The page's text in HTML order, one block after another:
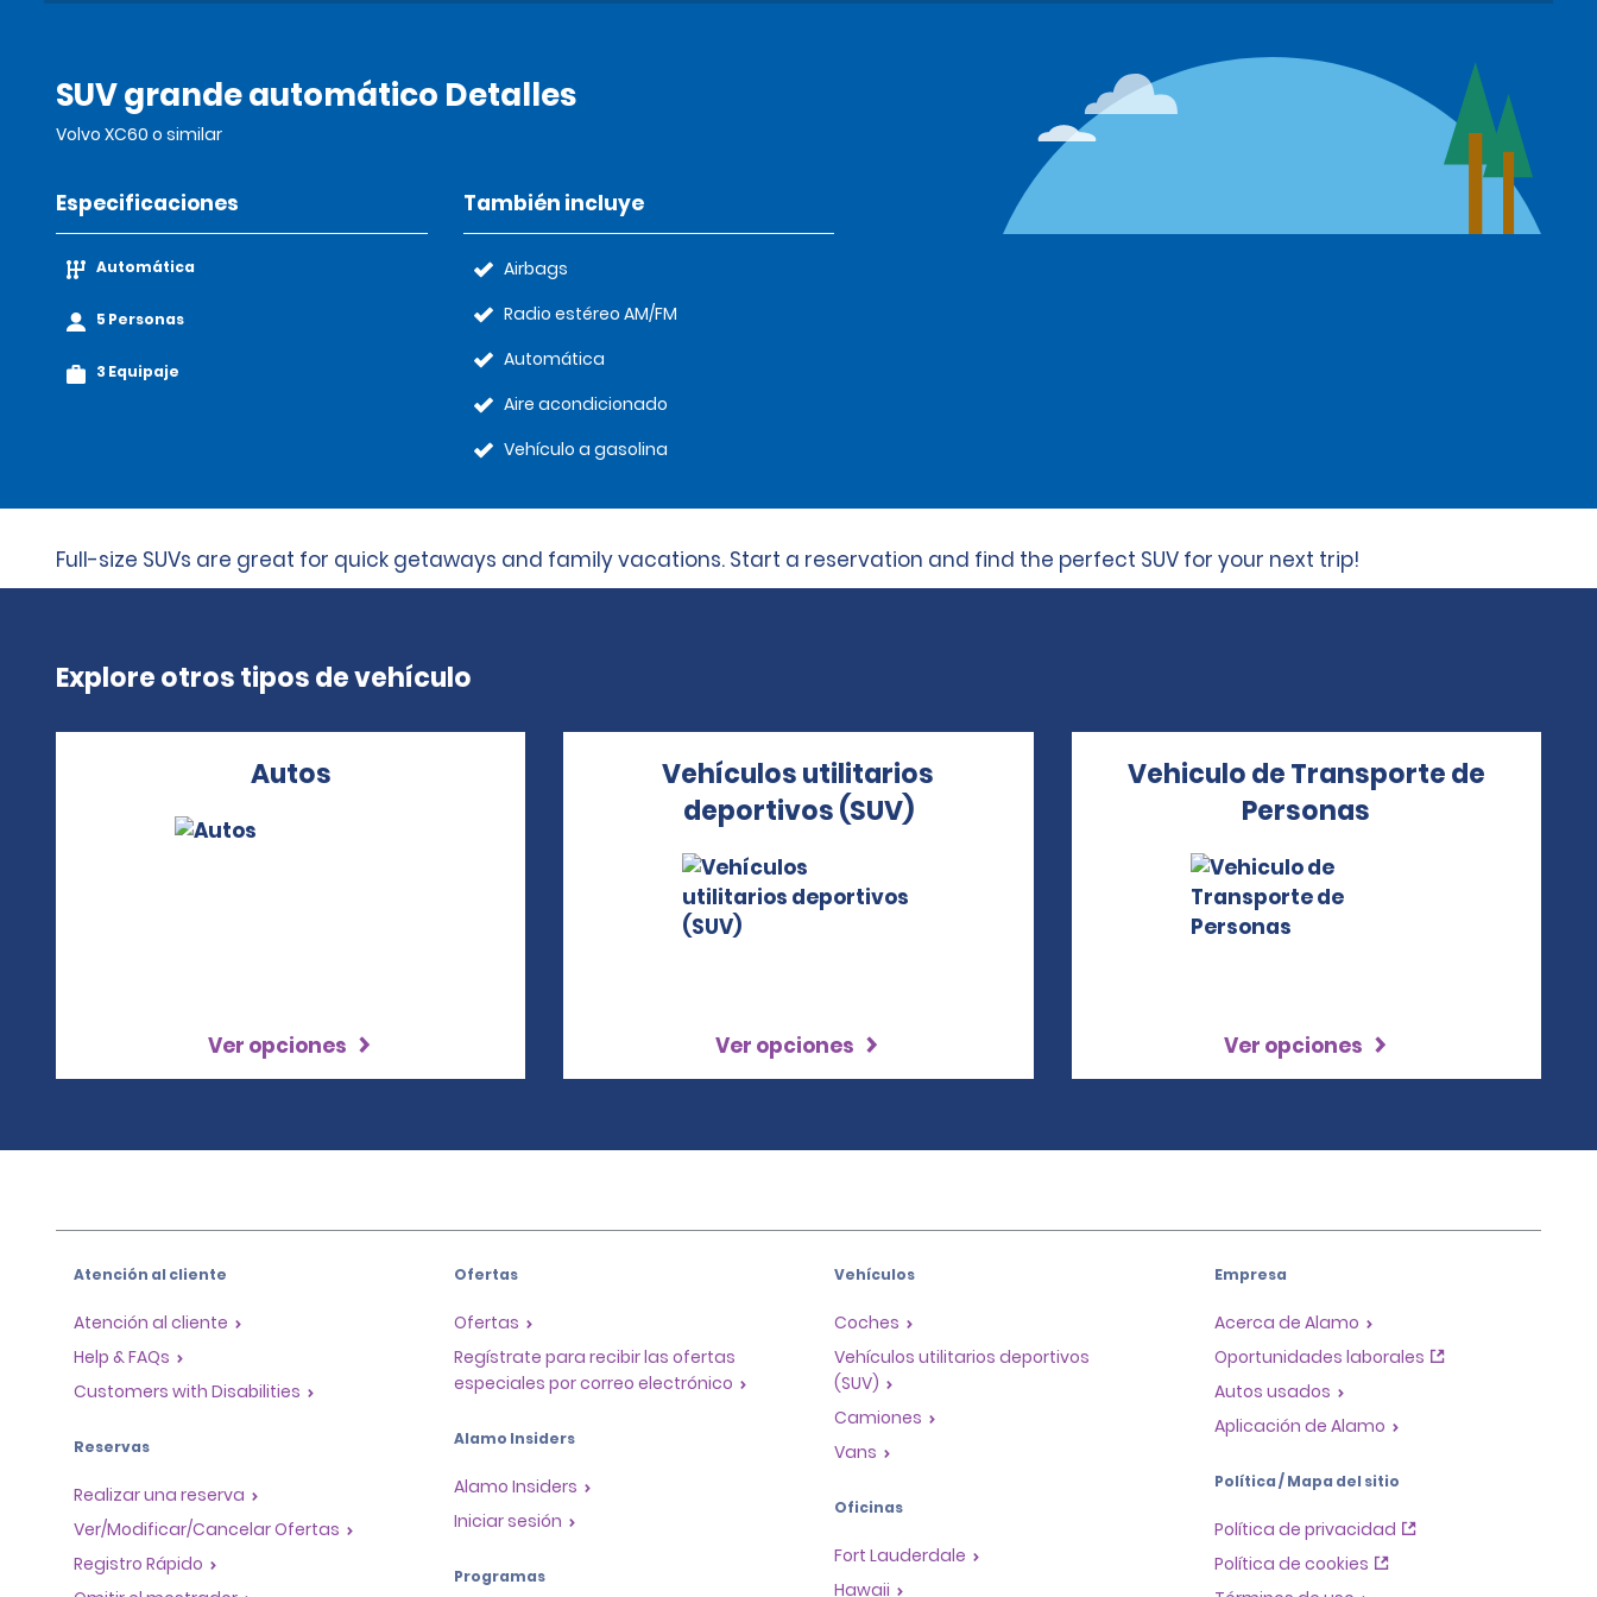
SUV grande automático Detalles
Volvo XC60 o similar
Especificaciones
Automática
5 Personas
3 Equipaje
También incluye
Airbags
Radio estéreo AM/FM
Automática
Aire acondicionado
Vehículo a gasolina
Full-size SUVs are great for quick getaways and family vacations. Start a reservation and find the perfect SUV for your next trip!
Explore otros tipos de vehículo
Autos
Ver opciones
Vehículos utilitarios
deportivos (SUV)
Ver opciones
Vehiculo de Transporte de
Personas
Ver opciones
Atención al cliente
Atención al cliente
Help & FAQs
Customers with Disabilities
Reservas
Realizar una reserva
Ver/Modificar/Cancelar Ofertas
Registro Rápido
Ofertas
Ofertas
Regístrate para recibir las ofertas
especiales por correo electrónico
Alamo Insiders
Alamo Insiders
Iniciar sesión
Programas
Vehículos
Coches
Vehículos utilitarios deportivos
(SUV)
Camiones
Vans
Oficinas
Fort Lauderdale
Hawaii
Empresa
Acerca de Alamo
Oportunidades laborales
Autos usados
Aplicación de Alamo
Política / Mapa del sitio
Política de privacidad
Política de cookies